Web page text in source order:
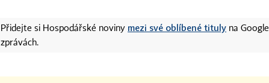
Přidejte si Hospodářské noviny mezi své oblíbené tituly na Google
zprávách.